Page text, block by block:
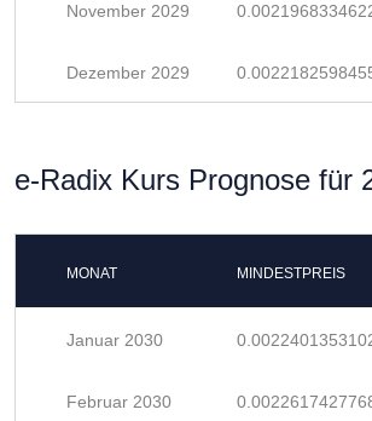
November 2029
Dezember 2029
e-Radix Kurs Prognose für
MONAT MINDESTPREIS
Januar 2030
Februar 2030